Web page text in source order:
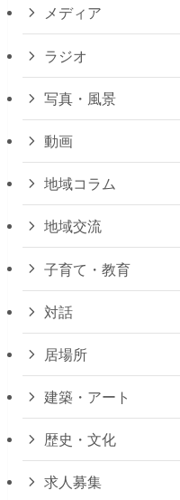
メディア
ラジオ
写真・風景
動画
地域コラム
地域交流
子育て・教育
対話
居場所
建築・アート
歴史・文化
求人募集